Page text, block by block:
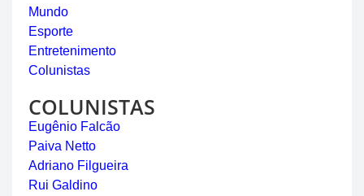
Mundo
Esporte
Entretenimento
Colunistas
COLUNISTAS
Eugênio Falcão
Paiva Netto
Adriano Filgueira
Rui Galdino